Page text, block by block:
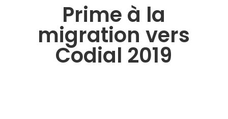
Prime à la
migration vers
Codial 2019